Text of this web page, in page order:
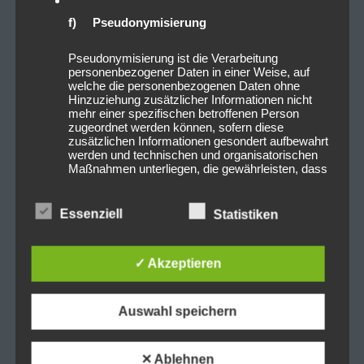
f) Pseudonymisierung
Pseudonymisierung ist die Verarbeitung
personenbezogener Daten in einer Weise, auf
welche die personenbezogenen Daten ohne
Hinzuziehung zusätzlicher Informationen nicht
mehr einer spezifischen betroffenen Person
zugeordnet werden können, sofern diese
zusätzlichen Informationen gesondert aufbewahrt
werden und technischen und organisatorischen
Maßnahmen unterliegen, die gewährleisten, dass
Person zugewiesen werden.
g) Verantwortlicher oder für die
Verarbeitung Verantwortlicher
Verantwortlicher oder für die Verarbeitung
Verantwortlicher ist die natürliche oder juristische
die allein oder gemeinsam mit anderen über die
Essenziell Statistiken
✓ Akzeptieren
Auswahl speichern
✕ Ablehnen